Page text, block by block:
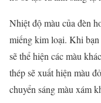
Nhiệt độ màu của đèn
miếng kim loại. Khi
sẽ thể hiện các màu
thép sẽ xuất hiện màu
chuyển sáng màu xám